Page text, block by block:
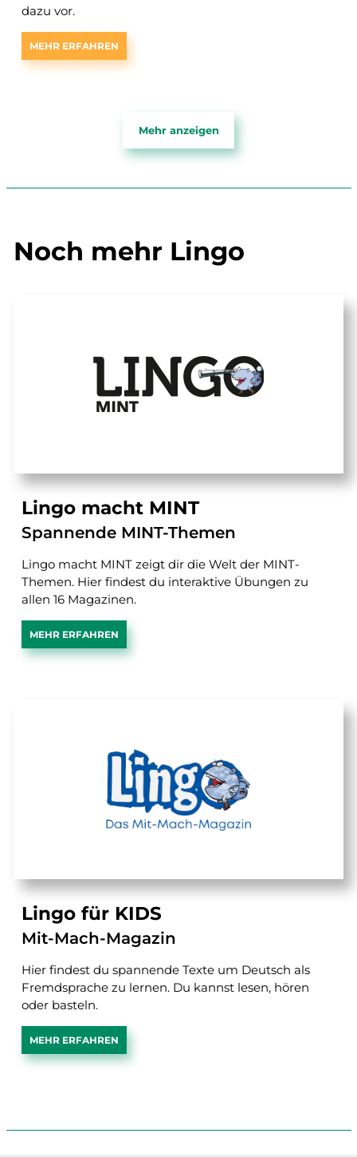
dazu vor.
MEHR ERFAHREN
Mehr anzeigen
Noch mehr Lingo
Lingo macht MINT
Spannende MINT-Themen
Lingo macht MINT zeigt dir die Welt der MINT-
Themen. Hier findest du interaktive Übungen zu
allen 16 Magazinen.
MEHR ERFAHREN
Lingo für KIDS
Mit-Mach-Magazin
Hier findest du spannende Texte um Deutsch als
Fremdsprache zu lernen. Du kannst lesen, hören
oder basteln.
MEHR ERFAHREN